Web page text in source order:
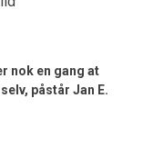
nok en gang at
påstår Jan E.